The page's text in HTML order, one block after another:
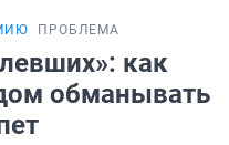
ПРОБЛЕМА
как
обманывать